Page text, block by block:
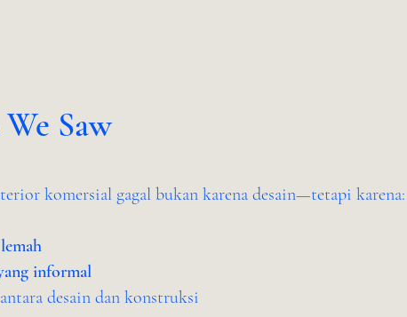
Saw
komersial gagal bukan karena desain—tetapi karena:
lemah
informal
antara desain dan konstruksi